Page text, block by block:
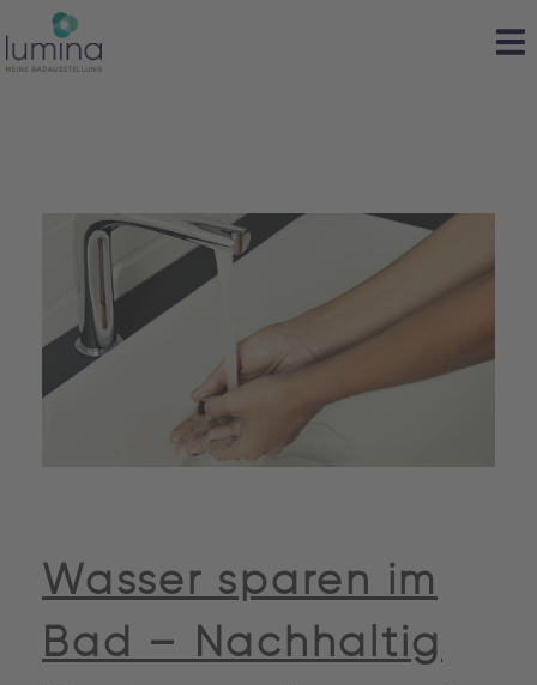
Wasser sparen im
Bad – Nachhaltig